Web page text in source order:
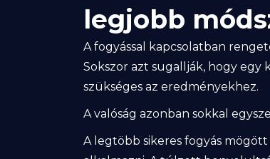
legjobb
A fogyással kapcsolatban
Sokszor azt sugallják, hogy egy
szükséges az eredményekhez.
A valóság azonban sokkal
A legtöbb sikeres fogyás